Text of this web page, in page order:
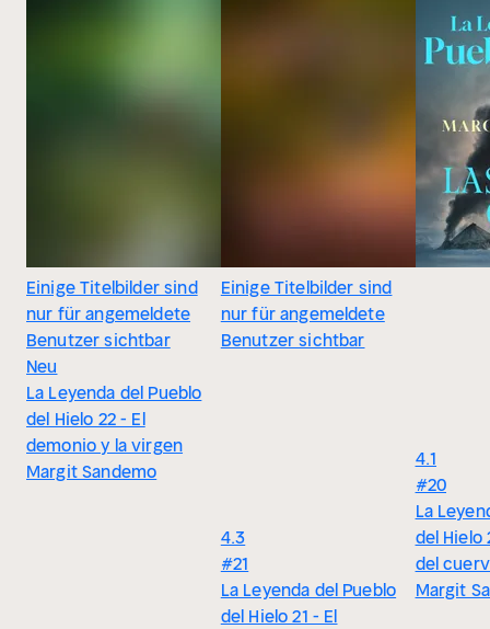
Einige Titelbilder sind
nur für angemeldete
Benutzer sichtbar
Neu
La Leyenda del Pueblo
del Hielo 22 - El
demonio y la virgen
Margit Sandemo
Einige Titelbilder sind
nur für angemeldete
Benutzer sichtbar
4.3
#21
La Leyenda del Pueblo
del Hielo 21 - El
4.1
#20
La
del Hielo
del
Margit